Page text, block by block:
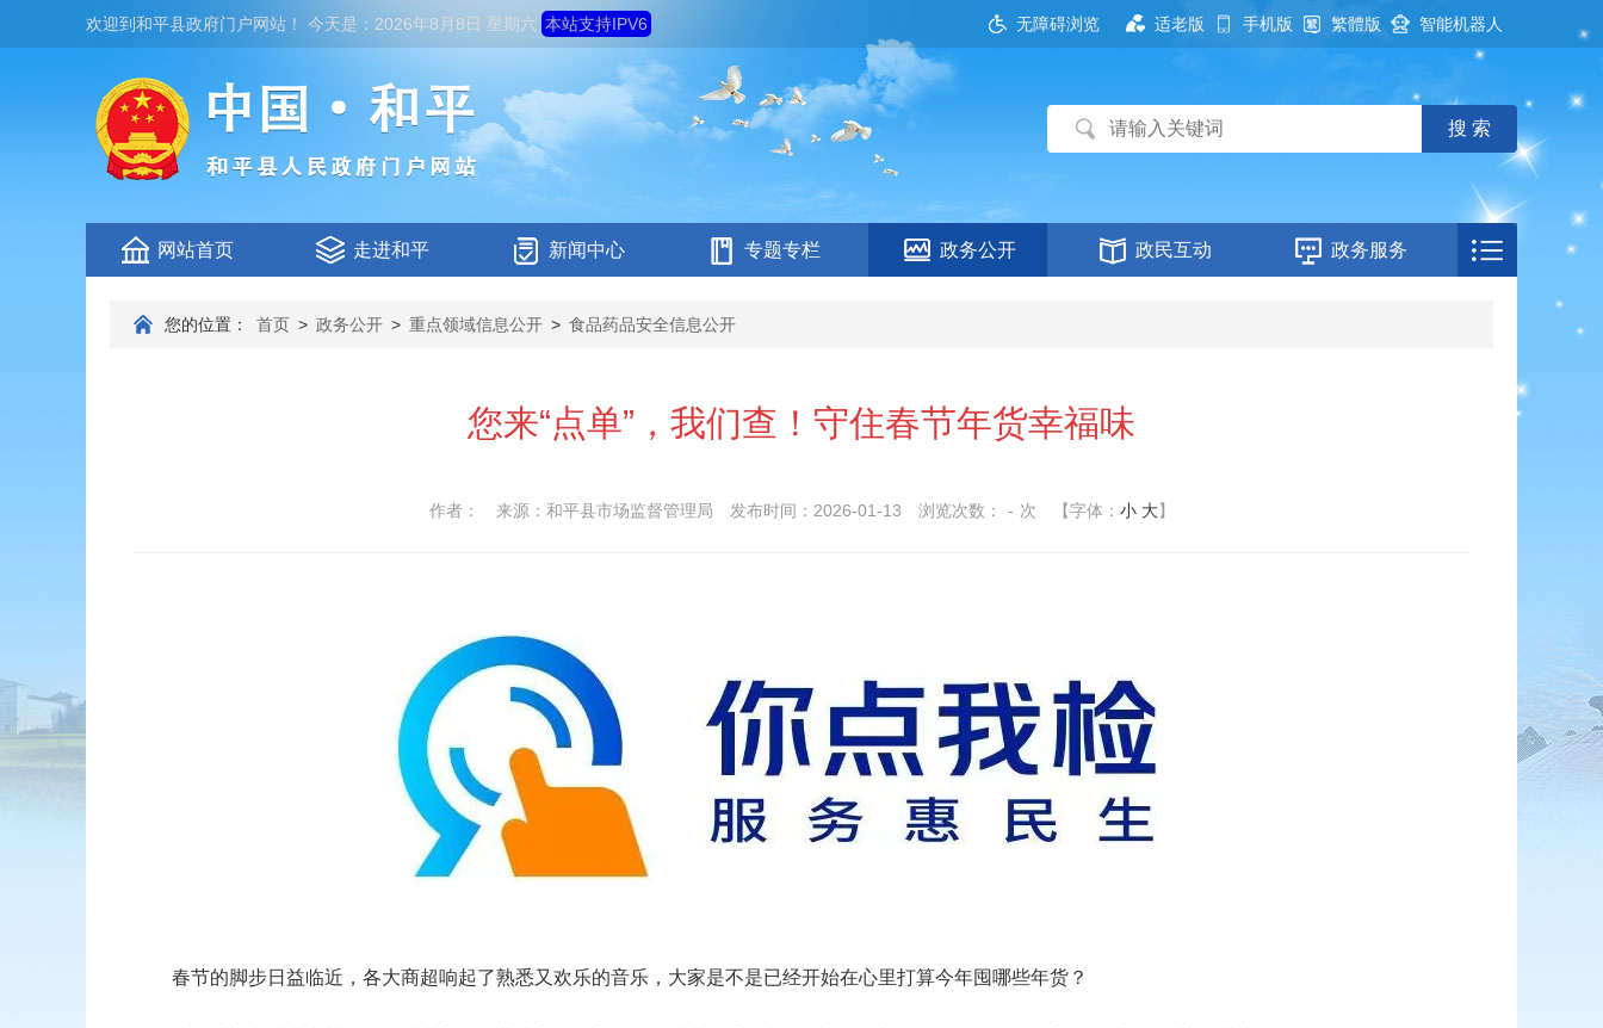
欢迎到和平县政府门户网站 ！ 今天是： 2026年8月8日 星期六 本站支持IPV6 无障碍浏览 适老版 手机版 繁體版 智能机器人
网站首页 走进和平 新闻中心 专题专栏 政务公开 政民互动 政务服务
您的位置： 首页 > 政务公开 > 重点领域信息公开 > 食品药品安全信息公开
您来“点单”，我们查！守住春节年货幸福味
作者： 来源：和平县市场监督管理局 发布时间：2026-01-13 浏览次数： - 次 【字体： 小 大】
春节的脚步日益临近，各大商超响起了熟悉又欢乐的音乐，大家是不是已经开始在心里打算今年囤哪些年货？